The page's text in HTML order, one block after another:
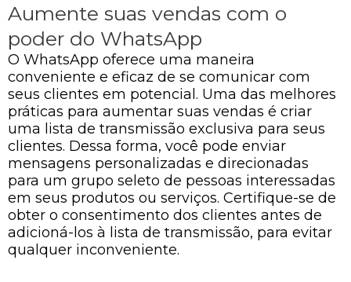
Aumente suas vendas com o
poder do WhatsApp
O WhatsApp oferece uma maneira
conveniente e eficaz de se comunicar com
seus clientes em potencial. Uma das melhores
práticas para aumentar suas vendas é criar
uma lista de transmissão exclusiva para seus
clientes. Dessa forma, você pode enviar
mensagens personalizadas e direcionadas
para um grupo seleto de pessoas interessadas
em seus produtos ou serviços. Certifique-se de
obter o consentimento dos clientes antes de
adicioná-los à lista de transmissão, para evitar
qualquer inconveniente.